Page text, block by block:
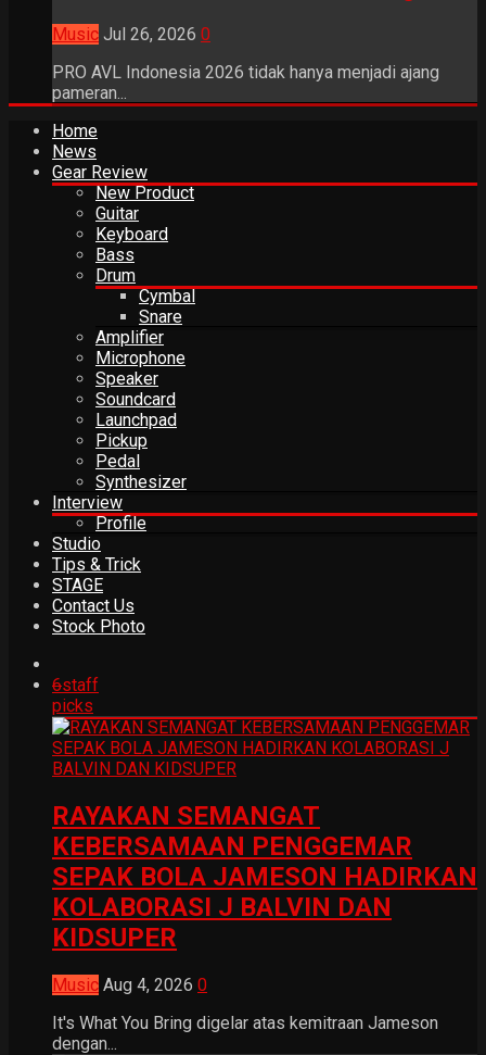
Music Jul 26, 2026 0
PRO AVL Indonesia 2026 tidak hanya menjadi ajang
pameran...
Home
News
Gear Review
New Product
Guitar
Keyboard
Bass
Drum
Cymbal
Snare
Amplifier
Microphone
Speaker
Soundcard
Launchpad
Pickup
Pedal
Synthesizer
Interview
Profile
Studio
Tips & Trick
STAGE
Contact Us
Stock Photo
6staff
picks
RAYAKAN SEMANGAT
KEBERSAMAAN PENGGEMAR
SEPAK BOLA JAMESON HADIRKAN
KOLABORASI J BALVIN DAN
KIDSUPER
Music Aug 4, 2026 0
It's What You Bring digelar atas kemitraan Jameson
dengan...